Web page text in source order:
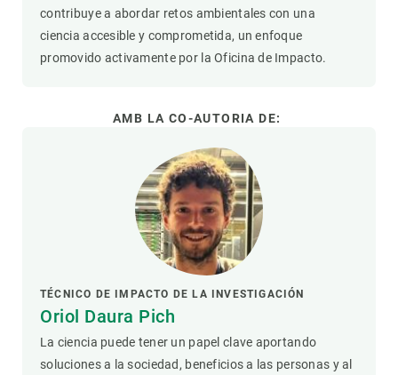
contribuye a abordar retos ambientales con una
ciencia accesible y comprometida, un enfoque
promovido activamente por la Oficina de Impacto.
AMB LA CO-AUTORIA DE:
TÉCNICO DE IMPACTO DE LA INVESTIGACIÓN
Oriol Daura Pich
La ciencia puede tener un papel clave aportando
soluciones a la sociedad, beneficios a las personas y al